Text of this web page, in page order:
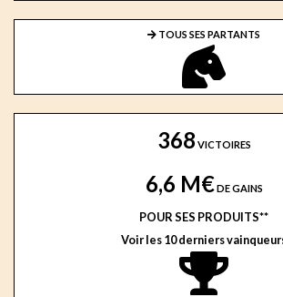
TOUS SES PARTANTS
368 VICTOIRES
6,6 M€DE GAINS
POUR SES PRODUITS**
Voir les 10 derniers